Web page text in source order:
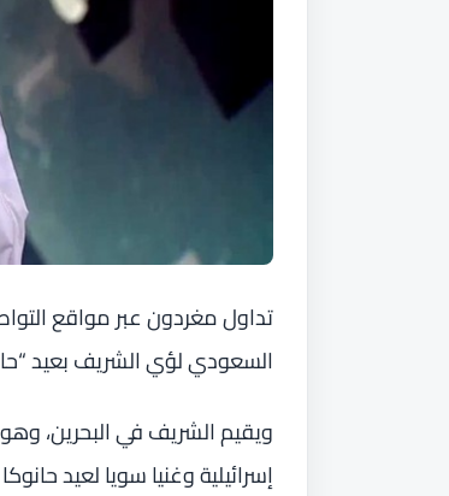
تداول مغردون عبر مواقع
السعودي لؤي الشريف بعيد
ويقيم الشريف في البحرين،
إسرائيلية وغنيا سويا لعيد